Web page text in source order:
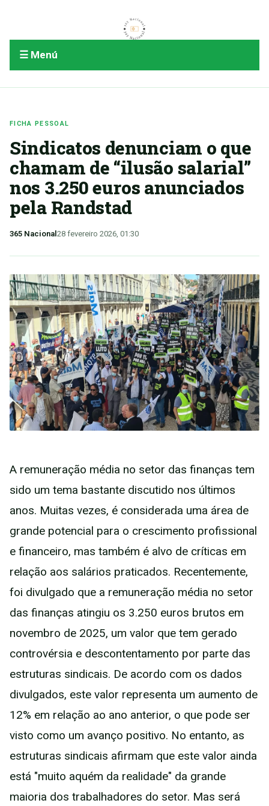
☰ Menú
FICHA PESSOAL
Sindicatos denunciam o que
chamam de “ilusão salarial”
nos 3.250 euros anunciados
pela Randstad
365 Nacional 28 fevereiro 2026, 01:30
A remuneração média no setor das finanças tem
sido um tema bastante discutido nos últimos
anos. Muitas vezes, é considerada uma área de
grande potencial para o crescimento profissional
e financeiro, mas também é alvo de críticas em
relação aos salários praticados. Recentemente,
foi divulgado que a remuneração média no setor
das finanças atingiu os 3.250 euros brutos em
novembro de 2025, um valor que tem gerado
controvérsia e descontentamento por parte das
estruturas sindicais. De acordo com os dados
divulgados, este valor representa um aumento de
12% em relação ao ano anterior, o que pode ser
visto como um avanço positivo. No entanto, as
estruturas sindicais afirmam que este valor ainda
está "muito aquém da realidade" da grande
maioria dos trabalhadores do setor. Mas será